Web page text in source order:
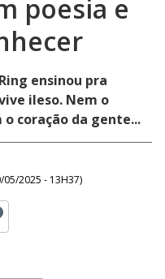
poesia e
ensinou pra
ileso. Nem o
coração da gente...
05/2025 - 13H37)